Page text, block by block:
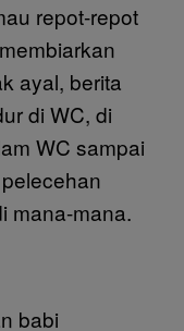
repot-repot
ayal, berita
di WC, di
WC sampai
mana-mana.
babi